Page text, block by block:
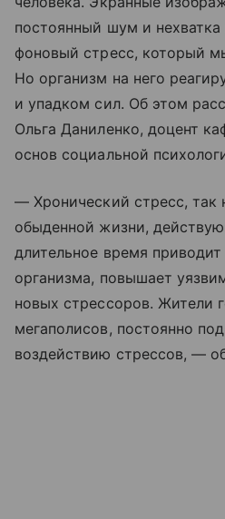
постоянный шум и
фоновый стресс, который
Но организм на него
и упадком сил. Об этом
Ольга Даниленко, доцент
основ социальной
— Хронический стресс, так
обыденной жизни,
длительное время
организма, повышает
новых стрессоров. Жители
мегаполисов, постоянно
воздействию стрессов, —